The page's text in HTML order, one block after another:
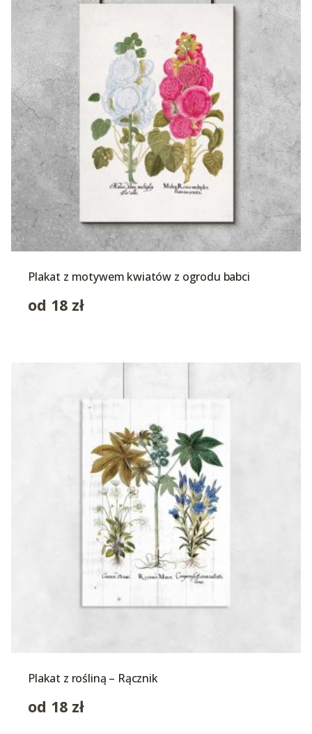
Plakat z motywem kwiatów z ogrodu babci
od 18 zł
Plakat z rośliną – Rącznik
od 18 zł